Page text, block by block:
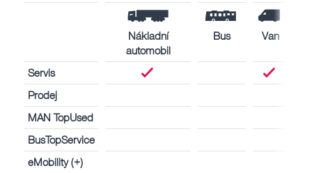
Nákladní
automobil
Bus Van
Servis
Prodej
MAN TopUsed
BusTopService
eMobility (+)